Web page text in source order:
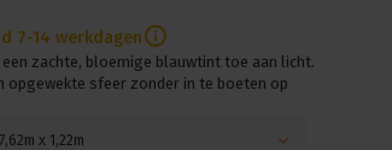
7-14 werkdagen
zachte, bloemige blauwtint toe aan licht.
opgewekte sfeer zonder in te boeten op
x 1,22m